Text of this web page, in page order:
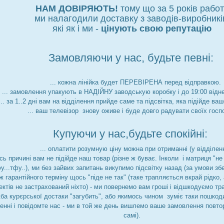
НАМ ДОВІРЯЮТЬ! тому що за 5 років
ми налагодили доставку з заводів-
які як і ми - цінують свою репутацію
Замовляючи у нас, будьте певні:
... кожна лінійка будет ПЕРЕВІРЕНА перед відправкою.
... замовлення упакують в НАДІЙНУ заводськую коробку і до 19:00
за 1..2 дні вам на відділення прийде саме та підсвітка, яка підійде
... ваш телевізор знову оживе і буде довго радувати своїх
Купуючи у нас,будьте спокійні:
... оплатити розумную ціну можна при отриманні (у
причині вам не підійде наш товар (різне ж буває. Інколи і матриця
ми без зайвих запитань викупимо підсвітку назад (за умови
терміну щось "піде не так" (таке трапляється вкрай
не застрахований ніхто) - ми повернемо вам гроші і відшкодуємо
курєрської достаки "загубить", або якимось чином зуміє таки
і повідомте нас - ми в той же день вишлемо ваше замовлення
самі).